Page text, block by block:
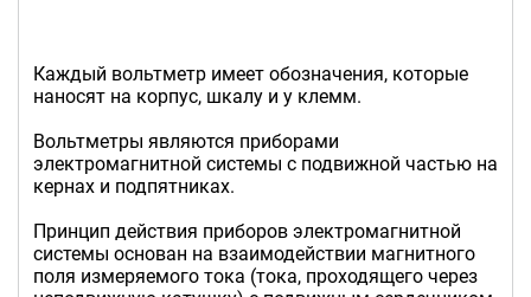
Каждый вольтметр имеет обозначения, которые
наносят на корпус, шкалу и у клемм.
Вольтметры являются приборами
электромагнитной системы с подвижной частью на
кернах и подпятниках.
Принцип действия приборов электромагнитной
системы основан на взаимодействии магнитного
поля измеряемого тока (тока, проходящего через